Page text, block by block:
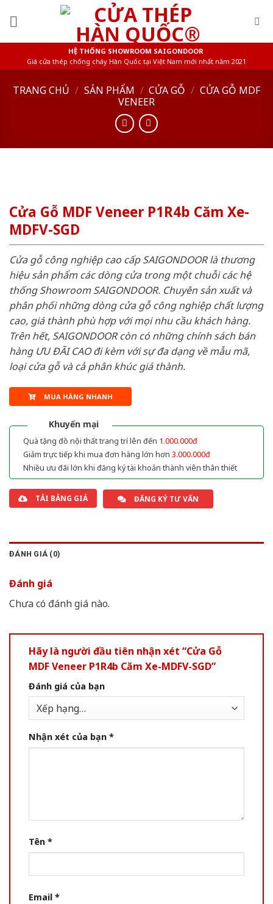
HỆ THỐNG SHOWROOM SAIGONDOOR
Giá cửa thép chống cháy Hàn Quốc tại Việt Nam mới nhất năm 2021
TRANG CHỦ / SẢN PHẨM / CỬA GỖ / CỬA GỖ MDF
VENEER
Cửa Gỗ MDF Veneer P1R4b Căm Xe-
MDFV-SGD
Cửa gỗ công nghiệp cao cấp SAIGONDOOR là thương
hiệu sản phẩm các dòng cửa trong một chuỗi các hệ
thống Showroom SAIGONDOOR. Chuyên sản xuất và
phân phối những dòng cửa gỗ công nghiệp chất lượng
cao, giá thành phù hợp với mọi nhu cầu khách hàng.
Trên hết, SAIGONDOOR còn có những chính sách bán
hàng ƯU ĐÃI CAO đi kèm với sự đa dạng về mẫu mã,
loại cửa gỗ và cả phân khúc giá thành.
MUA HÀNG NHANH
Khuyến mại
Quà tặng đồ nội thất trang trí lên đến 1.000.000đ
Giảm trực tiếp khi mua đơn hàng lớn hơn 3.000.000đ
Nhiều ưu đãi lớn khi đăng ký tài khoản thành viên thân thiết
TẢI BẢNG GIÁ ĐĂNG KÝ TƯ VẤN
ĐÁNH GIÁ (0)
Đánh giá
Chưa có đánh giá nào.
Hãy là người đầu tiên nhận xét “Cửa Gỗ
MDF Veneer P1R4b Căm Xe-MDFV-SGD”
Đánh giá của bạn
Nhận xét của bạn *
Tên *
Email *